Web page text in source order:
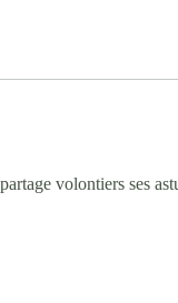
volontiers ses